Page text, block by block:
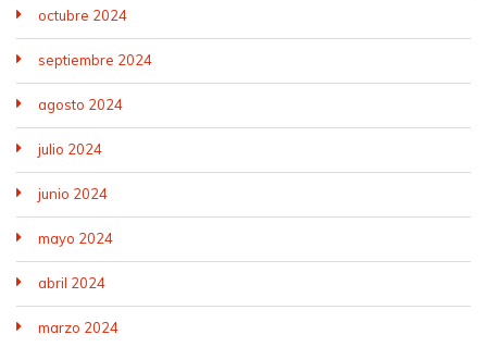
octubre 2024
septiembre 2024
agosto 2024
julio 2024
junio 2024
mayo 2024
abril 2024
marzo 2024